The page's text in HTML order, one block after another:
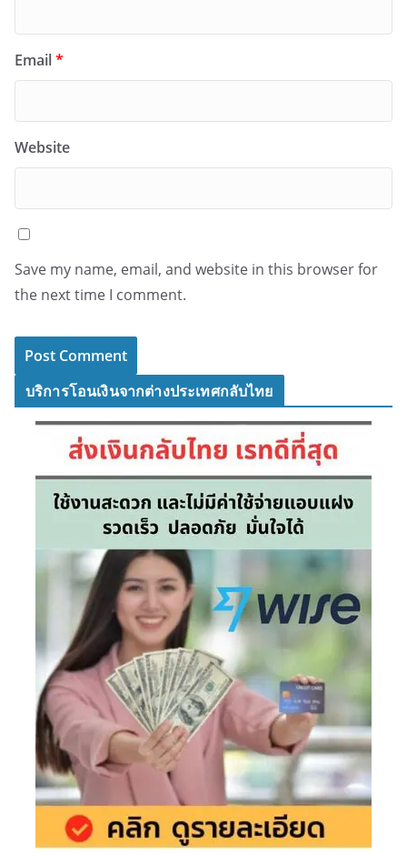
Email*
Website
Save my name, email, and website in this browser for
the next time I comment.
บริการโอนเงินจากต่างประเทศกลับไทย